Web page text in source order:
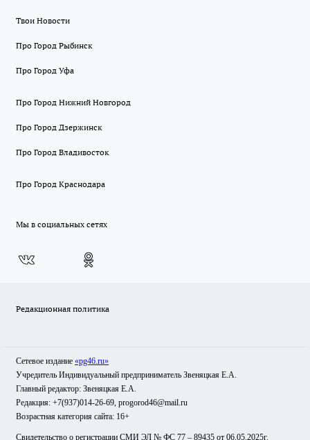
Твои Новости
Про Город Рыбинск
Про Город Уфа
Про Город Нижний Новгород
Про Город Дзержинск
Про Город Владивосток
Про Город Краснодара
Мы в социальных сетях
Редакционная политика
Сетевое издание «pg46.ru»
Учредитель Индивидуальный предприниматель Звеняцкая Е.А.
Главный редактор: Звеняцкая Е.А.
Редакция: +7(937)014-26-69, progorod46@mail.ru
Возрастная категория сайта: 16+
Свидетельство о регистрации СМИ ЭЛ № ФС 77 – 89435 от 06.05.2025г.